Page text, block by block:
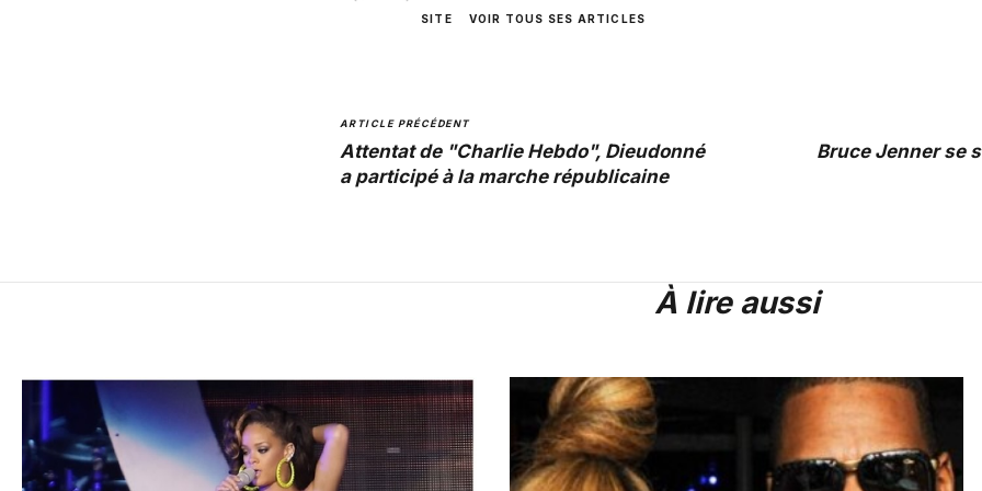
SITE VOIR TOUS SES ARTICLES
ARTICLE PRÉCÉDENT
Attentat de "Charlie Hebdo", Dieudonné
a participé à la marche républicaine
Bruce Jenner se
À lire aussi